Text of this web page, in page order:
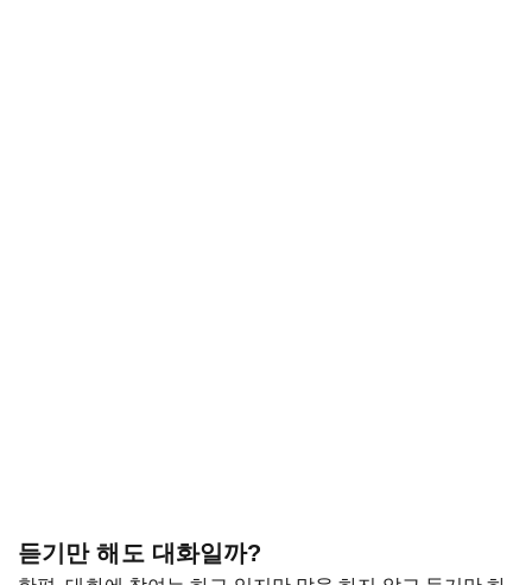
듣기만 해도 대화일까?